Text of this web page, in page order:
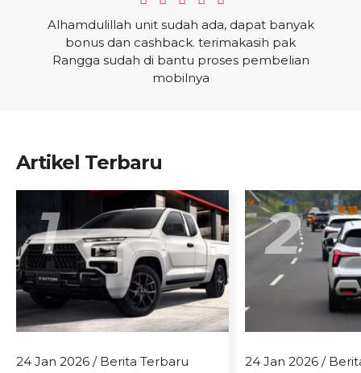
Alhamdulillah unit sudah ada, dapat banyak
bonus dan cashback. terimakasih pak
Rangga sudah di bantu proses pembelian
mobilnya
Artikel Terbaru
1
24 Jan 2026 / Berita Terbaru
2
24 Jan 2026 /